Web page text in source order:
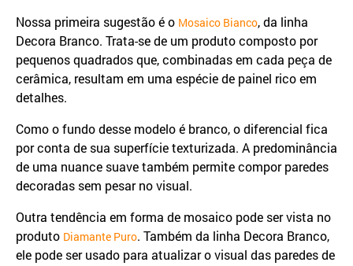
Nossa primeira sugestão é o Mosaico Bianco, da linha
Decora Branco. Trata-se de um produto composto por
pequenos quadrados que, combinadas em cada peça de
cerâmica, resultam em uma espécie de painel rico em
detalhes.
Como o fundo desse modelo é branco, o diferencial fica
por conta de sua superfície texturizada. A predominância
de uma nuance suave também permite compor paredes
decoradas sem pesar no visual.
Outra tendência em forma de mosaico pode ser vista no
produto Diamante Puro. Também da linha Decora Branco,
ele pode ser usado para atualizar o visual das paredes de